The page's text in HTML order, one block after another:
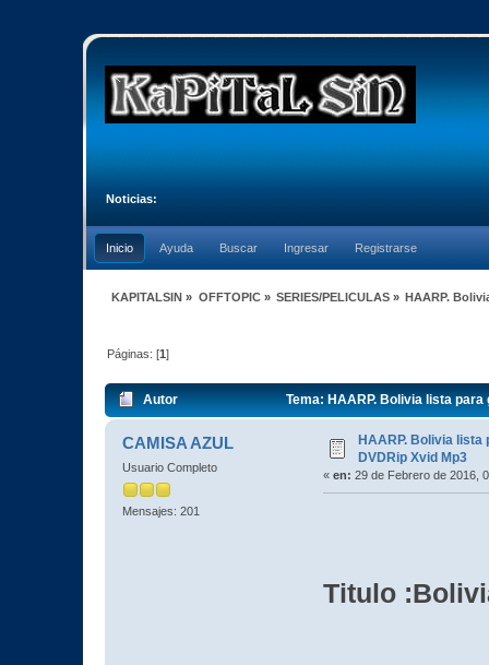
Noticias:
Inicio Ayuda Buscar Ingresar Registrarse
KAPITALSIN » OFFTOPIC» SERIES/PELICULAS» HAARP.
Páginas: [1]
Autor Tema: HAARP. Bolivia lista
CAMISA AZUL
Usuario Completo
Mensajes: 201
HAARP. Bolivia lista
DVDRip Xvid Mp3
« en: 29 de Febrero de 2016,
Titulo